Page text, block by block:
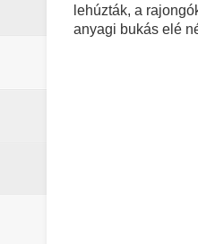
lehúzták, a
anyagi bukás elé